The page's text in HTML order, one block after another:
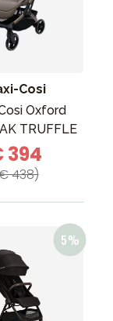
Cosi
Oxford
TRUFFLE
394
438)